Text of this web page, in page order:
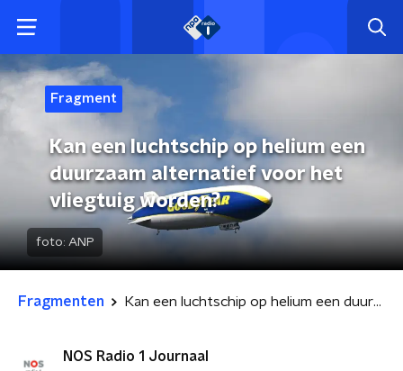
Fragment
Kan een luchtschip op helium een
duurzaam alternatief voor het
vliegtuig worden?
foto: ANP
Fragmenten Kan een luchtschip op helium een duurzaam alternatief voor het vliegtuig worden?
NOS Radio 1 Journaal